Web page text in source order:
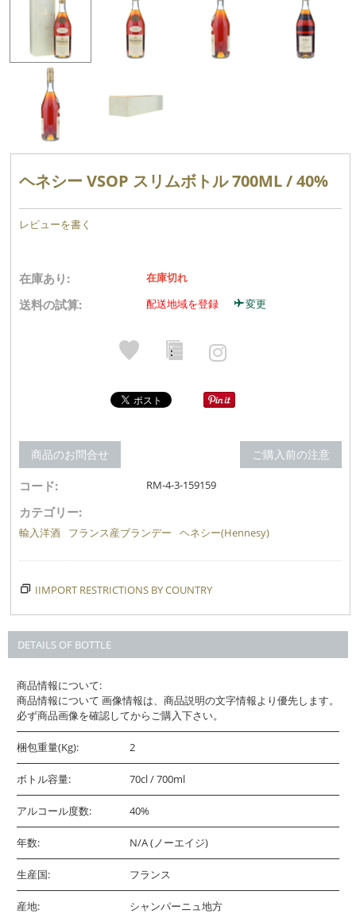
ヘネシー VSOP スリムボトル 700ML / 40%
レビューを書く
在庫あり: 在庫切れ
送料の試算: 配送地域を登録 変更
商品のお問合せ ご購入前の注意
コード: RM-4-3-159159
カテゴリー:
輸入洋酒 フランス産ブランデー ヘネシー(Hennesy)
IIMPORT RESTRICTIONS BY COUNTRY
DETAILS OF BOTTLE
商品情報について:
商品情報について 画像情報は、商品説明の文字情報より優先します。
必ず商品画像を確認してからご購入下さい。
梱包重量(Kg): 2
ボトル容量: 70cl / 700ml
アルコール度数: 40%
年数: N/A (ノーエイジ)
生産国: フランス
産地: シャンパーニュ地方